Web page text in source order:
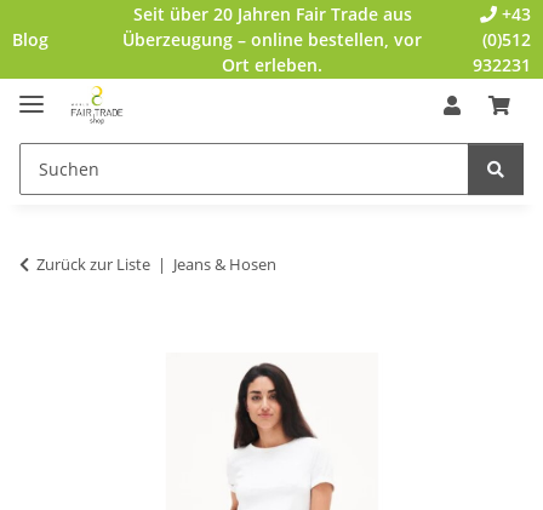
Blog
Seit über 20 Jahren Fair Trade aus
Überzeugung – online bestellen, vor
Ort erleben.
+43
(0)512
932231
Zurück zur Liste Jeans & Hosen